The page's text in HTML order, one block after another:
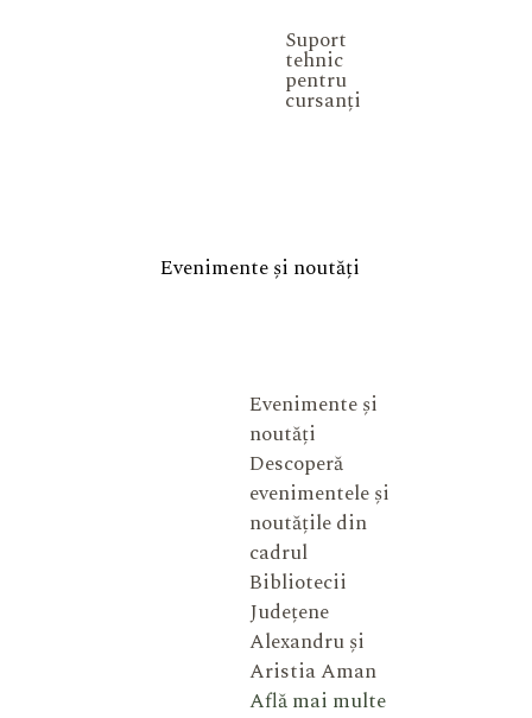
Suport
tehnic
pentru
cursanți
Evenimente și noutăți
Evenimente și
noutăți
Descoperă
evenimentele și
noutățile din
cadrul
Bibliotecii
Județene
Alexandru și
Aristia Aman
Află mai multe